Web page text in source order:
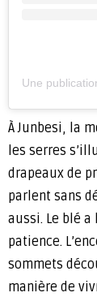
Une
À Junbesi, la
les serres
drapeaux de
parlent sans
aussi. Le blé
patience.
sommets
manière de